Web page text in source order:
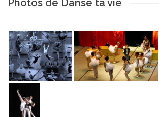
Photos de Danse ta vie